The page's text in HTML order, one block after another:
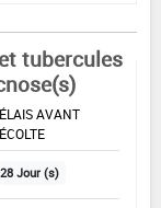
tubercules
AVANT
28 Jour (s)